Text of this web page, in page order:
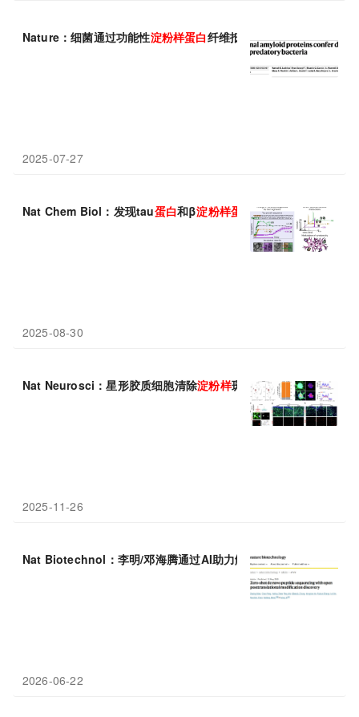
Nature：细菌通过功能性淀粉样蛋白纤维抵御感染
2025-07-27
Nat Chem Biol：发现tau蛋白和β淀粉样蛋白之间的通信可以减
2025-08-30
Nat Neurosci：星形胶质细胞清除淀粉样斑块并保持阿尔茨海默
2025-11-26
Nat Biotechnol：李明/邓海腾通过AI助力解读黑暗蛋白质组，零
2026-06-22